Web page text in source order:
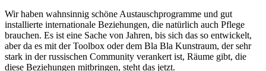
Wir haben wahnsinnig schöne Austauschprogramme und gut
installierte internationale Beziehungen, die natürlich auch Pflege
brauchen. Es ist eine Sache von Jahren, bis sich das so entwickelt,
aber da es mit der Toolbox oder dem Bla Bla Kunstraum, der sehr
stark in der russischen Community verankert ist, Räume gibt, die
diese Beziehungen mitbringen, steht das jetzt.